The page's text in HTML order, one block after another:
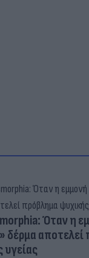
Όταν η
δέρμα
υγείας